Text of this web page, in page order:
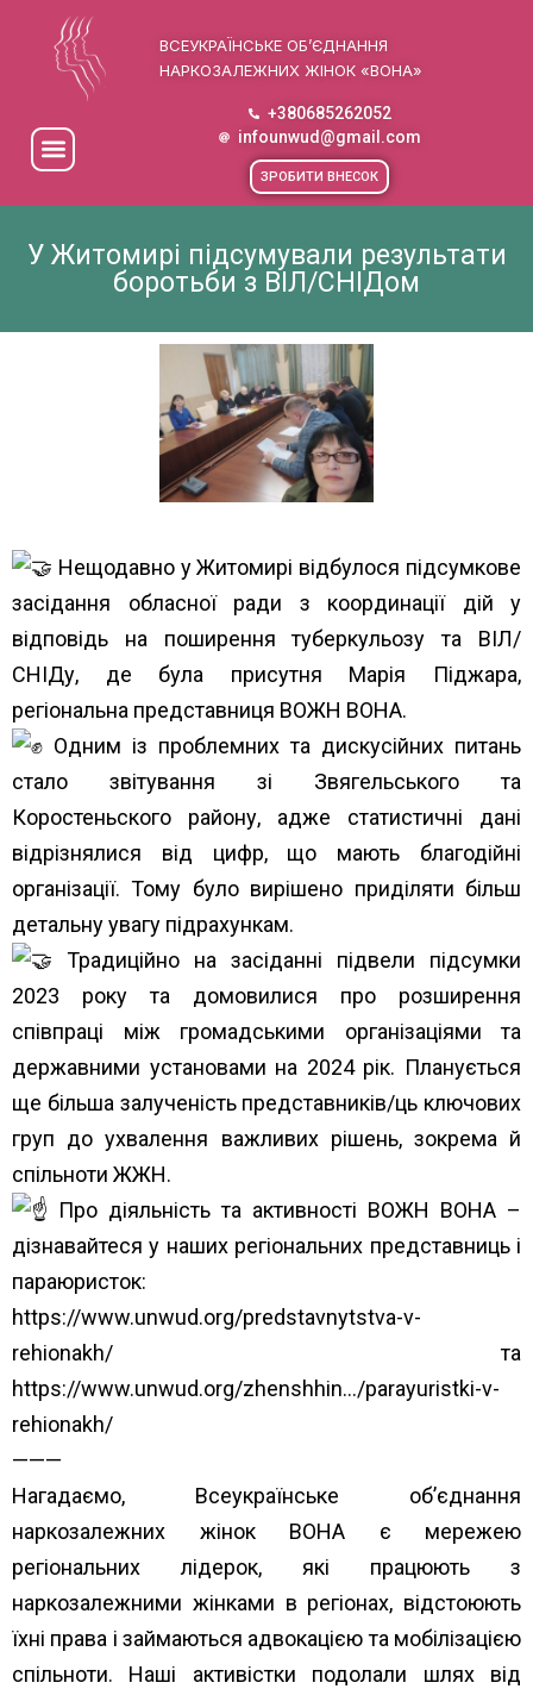
ВСЕУКРАЇНСЬКЕ ОБ’ЄДНАННЯ
НАРКОЗАЛЕЖНИХ ЖІНОК «ВОНА»
+380685262052
infounwud@gmail.com
ЗРОБИТИ ВНЕСОК
У Житомирі підсумували результати
боротьби з ВІЛ/СНІДом
Нещодавно у Житомирі відбулося підсумкове
засідання обласної ради з координації дій у
відповідь на поширення туберкульозу та ВІЛ/
СНІДу, де була присутня Марія Піджара,
регіональна представниця ВОЖН ВОНА.
Одним із проблемних та дискусійних питань
стало звітування зі Звягельського та
Коростеньского району, адже статистичні дані
відрізнялися від цифр, що мають благодійні
організації. Тому було вирішено приділяти більш
детальну увагу підрахункам.
Традиційно на засіданні підвели підсумки
2023 року та домовилися про розширення
співпраці між громадськими організаціями та
державними установами на 2024 рік. Планується
ще більша залученість представників/ць ключових
груп до ухвалення важливих рішень, зокрема й
спільноти ЖЖН.
Про діяльність та активності ВОЖН ВОНА –
дізнавайтеся у наших регіональних представниць і
параюристок:
https://www.unwud.org/predstavnytstva-v-
rehionakh/ та
https://www.unwud.org/zhenshhin…/parayuristki-v-
rehionakh/
———
Нагадаємо, Всеукраїнське об’єднання
наркозалежних жінок ВОНА є мережею
регіональних лідерок, які працюють з
наркозалежними жінками в регіонах, відстоюють
їхні права і займаються адвокацією та мобілізацією
спільноти. Наші активістки подолали шлях від